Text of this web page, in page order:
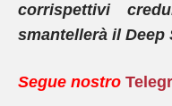
corrispettivi
smantellerà il Deep
Segue nostro